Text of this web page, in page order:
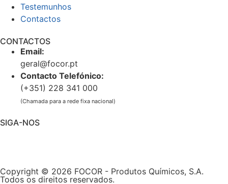
Testemunhos
Contactos
CONTACTOS
Email:
geral@focor.pt
Contacto Telefónico:
(+351) 228 341 000
(Chamada para a rede fixa nacional)
SIGA-NOS
Copyright © 2026 FOCOR - Produtos Químicos, S.A.
Todos os direitos reservados.